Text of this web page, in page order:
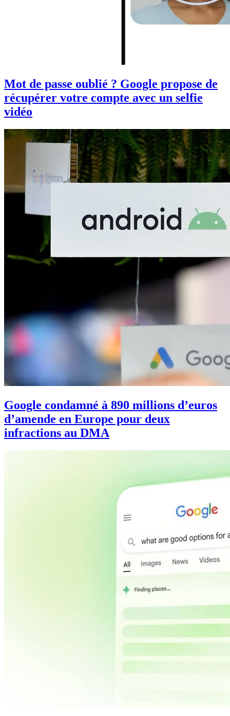
Mot de passe oublié ? Google propose de
récupérer votre compte avec un selfie
vidéo
Google condamné à 890 millions d’euros
d’amende en Europe pour deux
infractions au DMA